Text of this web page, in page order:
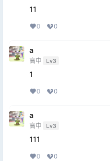
11
0 0
a
高中 Lv3
1
0 0
a
高中 Lv3
111
0 0